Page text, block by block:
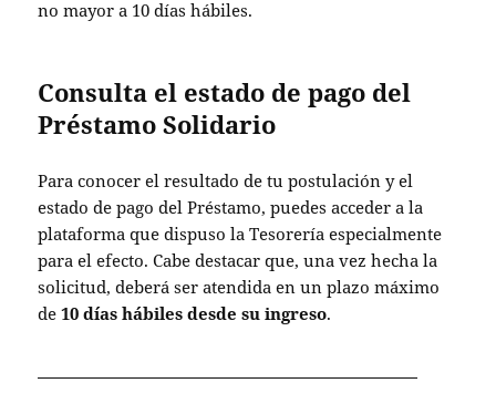
no mayor a 10 días hábiles.
Consulta el estado de pago del
Préstamo Solidario
Para conocer el resultado de tu postulación y el
estado de pago del Préstamo, puedes acceder a la
plataforma que dispuso la Tesorería especialmente
para el efecto. Cabe destacar que, una vez hecha la
solicitud, deberá ser atendida en un plazo máximo
de 10 días hábiles desde su ingreso.